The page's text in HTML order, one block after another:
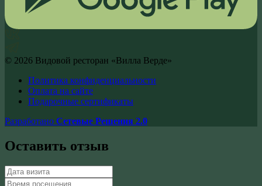
© 2026 Видовой ресторан «Вилла Верде»
Политика конфиденциальности
Оплата на сайте
Подарочные сертификаты
Разработано Сетевые Решения 2.0
Оставить отзыв